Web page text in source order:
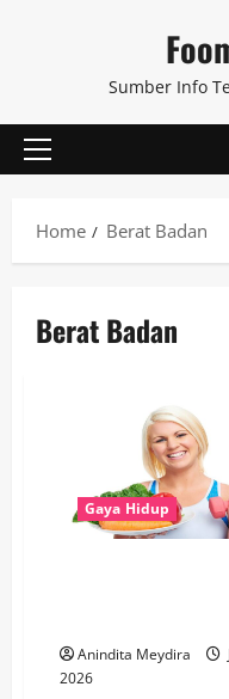
Sumber Info
Primary
Home
Berat Badan
Berat Badan
Gaya Hidup
Anindita Meydira
2026